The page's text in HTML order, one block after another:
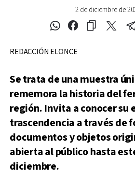
2 de diciembre de
REDACCIÓN ELONCE
Se trata de una muestra
rememora la historia del
región. Invita a conocer su
trascendencia a través de
documentos y objetos
abierta al público hasta
diciembre.